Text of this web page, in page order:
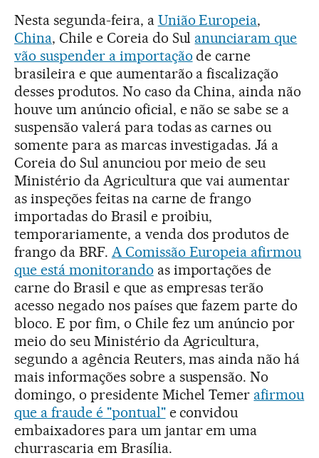
Nesta segunda-feira, a União Europeia,
China, Chile e Coreia do Sul anunciaram que
vão suspender a importação de carne
brasileira e que aumentarão a fiscalização
desses produtos. No caso da China, ainda não
houve um anúncio oficial, e não se sabe se a
suspensão valerá para todas as carnes ou
somente para as marcas investigadas. Já a
Coreia do Sul anunciou por meio de seu
Ministério da Agricultura que vai aumentar
as inspeções feitas na carne de frango
importadas do Brasil e proibiu,
temporariamente, a venda dos produtos de
frango da BRF. A Comissão Europeia afirmou
que está monitorando as importações de
carne do Brasil e que as empresas terão
acesso negado nos países que fazem parte do
bloco. E por fim, o Chile fez um anúncio por
meio do seu Ministério da Agricultura,
segundo a agência Reuters, mas ainda não há
mais informações sobre a suspensão. No
domingo, o presidente Michel Temer afirmou
que a fraude é "pontual"e convidou
embaixadores para um jantar em uma
churrascaria em Brasília.